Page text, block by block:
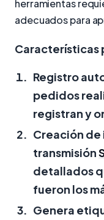
herramientas
adecuados para
Características
Registro
pedidos
registran y
Creación de
transmisión
detallados
fueron los
Genera